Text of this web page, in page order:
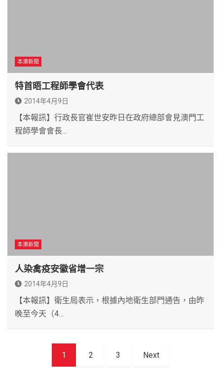
本澳新聞
特首晤工程師學會代表
2014年4月9日
【本報訊】行政長官崔世安昨日在政府總部會見澳門工
程師學會會長…
本澳新聞
人染禽疫安徽省增一宗
2014年4月9日
【本報訊】衛生局表示，根據內地衛生部門通告，由昨
晚至今天（4…
1 2 3 Next